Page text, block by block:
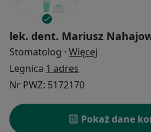
lek. dent. Mariusz
Stomatolog · Więcej
Legnica 1 adres
Nr PWZ: 5172170
Pokaż dane